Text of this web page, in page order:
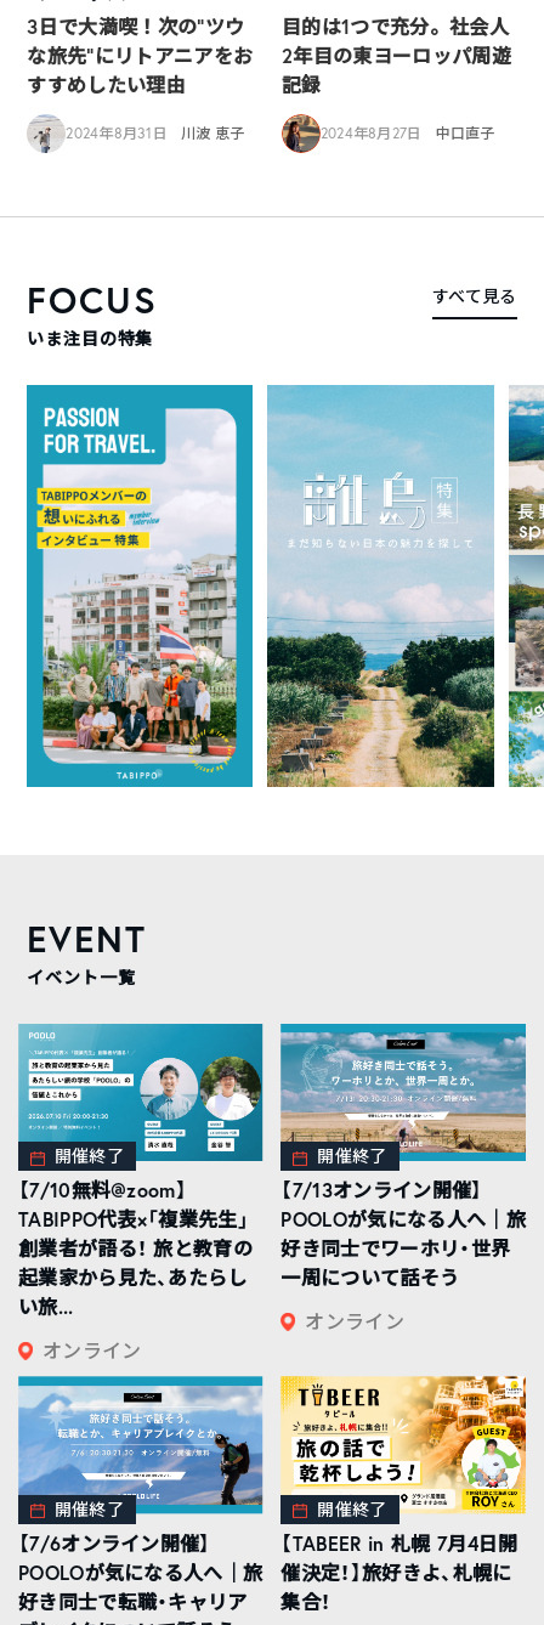
3日で大満喫！次の”ツウ
な旅先”にリトアニアをお
すすめしたい理由
2024年8月31日 川波 恵子
目的は1つで充分。社会人
2年目の東ヨーロッパ周遊
記録
2024年8月27日 中口直子
FOCUS
いま注目の特集
すべて見る
EVENT
イベント一覧
開催終了
【7/10無料@zoom】
TABIPPO代表×「複業先生」
創業者が語る！ 旅と教育の
起業家から見た、あたらし
い旅...
オンライン
開催終了
【7/13オンライン開催】
POOLOが気になる人へ｜旅
好き同士でワーホリ・世界
一周について話そう
オンライン
開催終了
【7/6オンライン開催】
POOLOが気になる人へ｜旅
好き同士で転職・キャリア
開催終了
【TABEER in 札幌 7月4日開
催決定！】旅好きよ、札幌に
集合！